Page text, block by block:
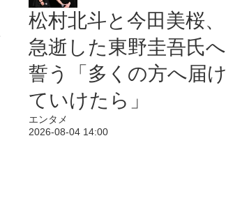
松村北斗と今田美桜、
急逝した東野圭吾氏へ
誓う「多くの方へ届け
ていけたら」
エンタメ
2026-08-04 14:00